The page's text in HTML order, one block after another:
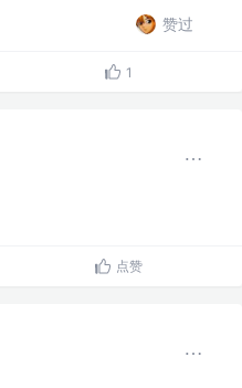
赞过
1
点赞